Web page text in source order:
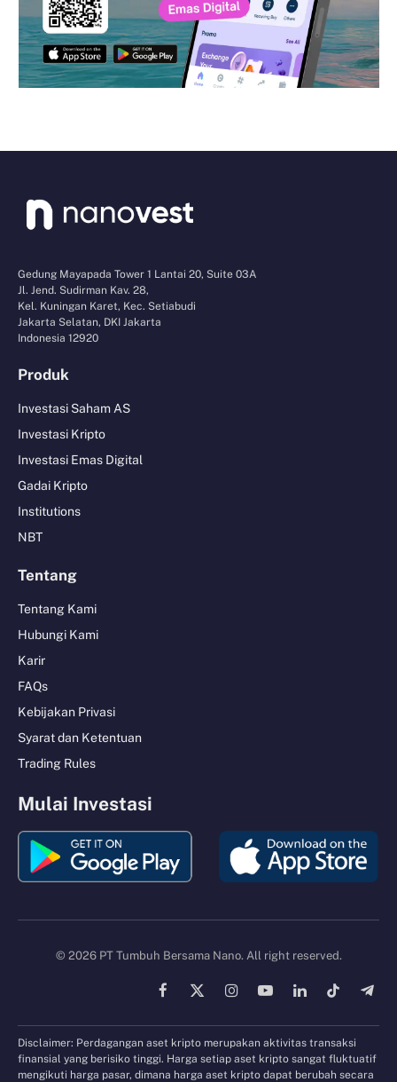
Gedung Mayapada Tower 1 Lantai 20, Suite 03A
Jl. Jend. Sudirman Kav. 28,
Kel. Kuningan Karet, Kec. Setiabudi
Jakarta Selatan, DKI Jakarta
Indonesia 12920
Produk
Investasi Saham AS
Investasi Kripto
Investasi Emas Digital
Gadai Kripto
Institutions
NBT
Tentang
Tentang Kami
Hubungi Kami
Karir
FAQs
Kebijakan Privasi
Syarat dan Ketentuan
Trading Rules
Mulai Investasi
© 2026 PT Tumbuh Bersama Nano. All right reserved.
Facebook
X
InstagramYouTubeLinkedInTikTok
Disclaimer: Perdagangan aset kripto merupakan aktivitas transaksi
finansial yang berisiko tinggi. Harga setiap aset kripto sangat fluktuatif
mengikuti harga pasar, dimana harga aset kripto dapat berubah secara